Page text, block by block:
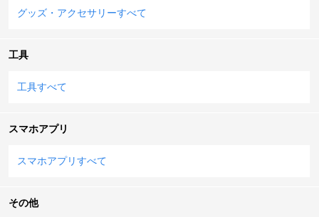
グッズ・アクセサリーすべて
工具
工具すべて
スマホアプリ
スマホアプリすべて
その他